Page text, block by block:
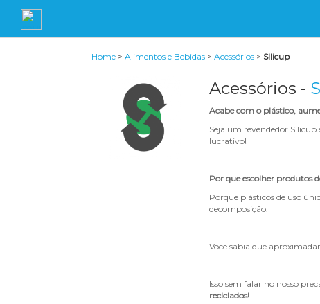
Home > Alimentos e Bebidas > Acessórios > Silicup
Acessórios -
Acabe com o plástico,
Seja um revendedor
lucrativo!
Por que escolher produtos
Porque plásticos de uso
decomposição.
Você sabia que
Isso sem falar no nosso
reciclados!